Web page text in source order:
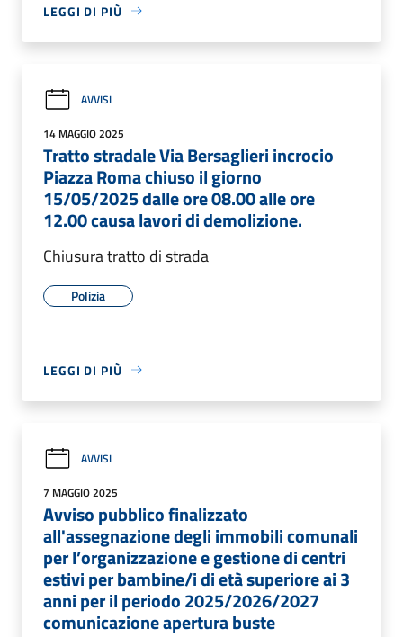
LEGGI DI PIÙ
AVVISI
14 MAGGIO 2025
Tratto stradale Via Bersaglieri incrocio
Piazza Roma chiuso il giorno
15/05/2025 dalle ore 08.00 alle ore
12.00 causa lavori di demolizione.
Chiusura tratto di strada
Polizia
LEGGI DI PIÙ
AVVISI
7 MAGGIO 2025
Avviso pubblico finalizzato
all'assegnazione degli immobili comunali
per l’organizzazione e gestione di centri
estivi per bambine/i di età superiore ai 3
anni per il periodo 2025/2026/2027
comunicazione apertura buste